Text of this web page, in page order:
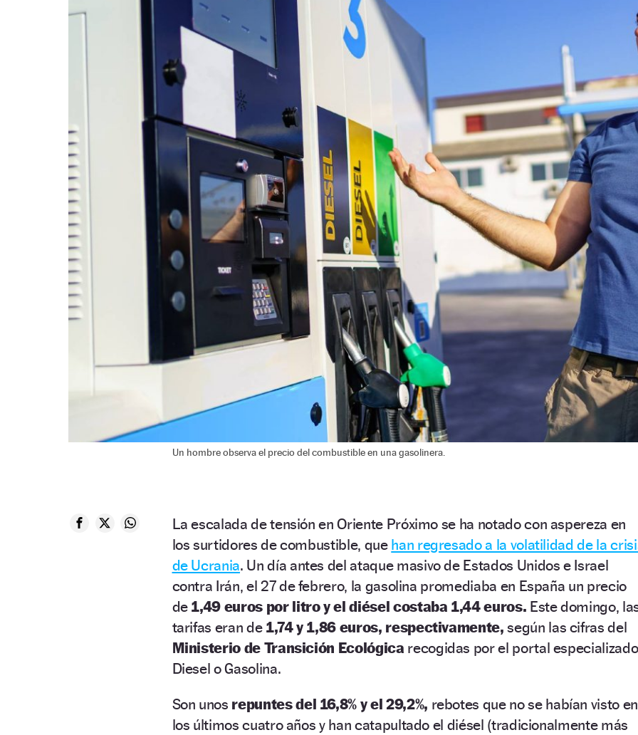
Un hombre observa el precio del combustible en una gasolinera.
La escalada de tensión en Oriente Próximo se ha notado con aspereza en
los surtidores de combustible, que han regresado a la volatilidad de la
de Ucrania. Un día antes del ataque masivo de Estados Unidos e Israel
contra Irán, el 27 de febrero, la gasolina promediaba en España un precio
de 1,49 euros por litro y el diésel costaba 1,44 euros. Este domingo,
tarifas eran de 1,74 y 1,86 euros, respectivamente, según las cifras del
Ministerio de Transición Ecológica recogidas por el portal especializado
Diesel o Gasolina.
Son unos repuntes del 16,8% y el 29,2%, rebotes que no se habían visto en
los últimos cuatro años y han catapultado el diésel (tradicionalmente más